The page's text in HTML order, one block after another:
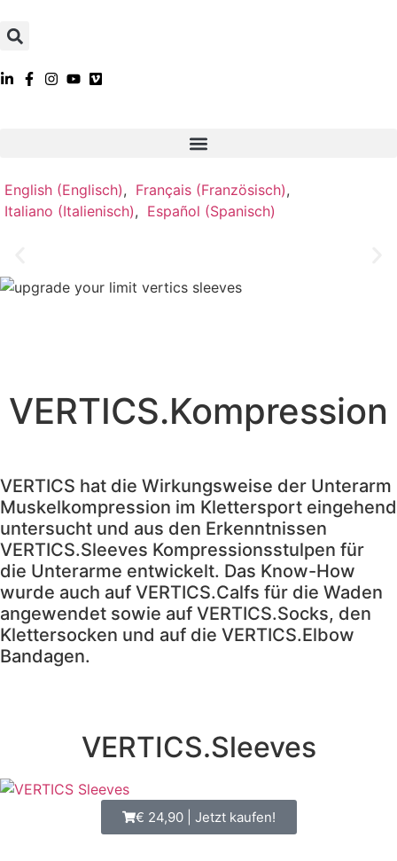
English(Englisch) Français(Französisch)
Italiano (Italienisch) Español (Spanisch)
VERTICS.Sleeves
VERTICS.Kompression
VERTICS hat die Wirkungsweise der Unterarm
Muskelkompression im Klettersport eingehend
untersucht und aus den Erkenntnissen
VERTICS.Sleeves Kompressionsstulpen für
die Unterarme entwickelt. Das Know-How
wurde auch auf VERTICS.Calfs für die Waden
angewendet sowie auf VERTICS.Socks, den
Klettersocken und auf die VERTICS.Elbow
Bandagen.
VERTICS.Sleeves
€ 24,90 | Jetzt kaufen!